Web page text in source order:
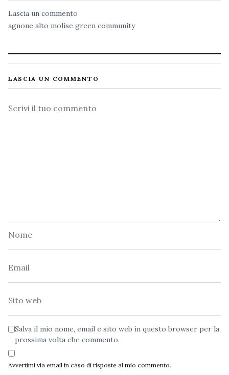
Lascia un commento
agnone alto molise green community
LASCIA UN COMMENTO
Commento
Salva il mio nome, email e sito web in questo browser per la
prossima volta che commento.
Avvertimi via email in caso di risposte al mio commento.